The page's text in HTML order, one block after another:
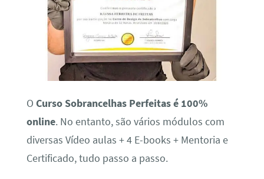
O Curso Sobrancelhas Perfeitas é 100%
online. No entanto, são vários módulos com
diversas Vídeo aulas + 4 E-books + Mentoria e
Certificado, tudo passo a passo.